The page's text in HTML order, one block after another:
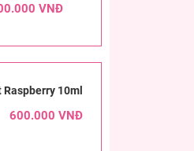
VNĐ
10ml
600.000 VNĐ